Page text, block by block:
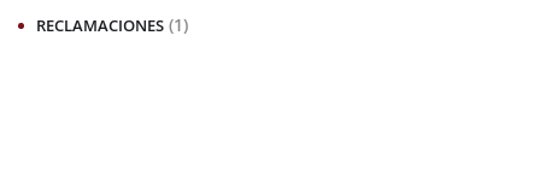
RECLAMACIONES (1)